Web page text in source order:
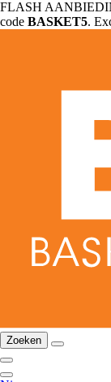
FLASH
code BASKET5.
Zoeken